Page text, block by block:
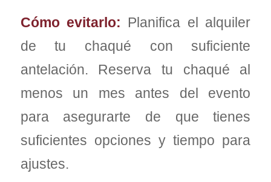
Cómo evitarlo: Planifica el alquiler
de tu chaqué con suficiente
antelación. Reserva tu chaqué al
menos un mes antes del evento
para asegurarte de que tienes
suficientes opciones y tiempo para
ajustes.